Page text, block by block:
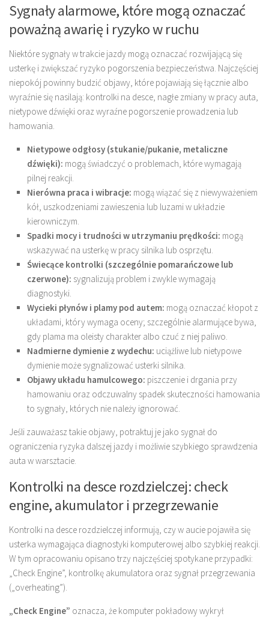
Sygnały alarmowe, które mogą oznaczać
poważną awarię i ryzyko w ruchu
Niektóre sygnały w trakcie jazdy mogą oznaczać rozwijającą się
usterkę i zwiększać ryzyko pogorszenia bezpieczeństwa. Najczęściej
niepokój powinny budzić objawy, które pojawiają się łącznie albo
wyraźnie się nasilają: kontrolki na desce, nagłe zmiany w pracy auta,
nietypowe dźwięki oraz wyraźne pogorszenie prowadzenia lub
hamowania.
Nietypowe odgłosy (stukanie/pukanie, metaliczne
dźwięki): mogą świadczyć o problemach, które wymagają
pilnej reakcji.
Nierówna praca i wibracje: mogą wiązać się z niewyważeniem
kół, uszkodzeniami zawieszenia lub luzami w układzie
kierowniczym.
Spadki mocy i trudności w utrzymaniu prędkości: mogą
wskazywać na usterkę w pracy silnika lub osprzętu.
Świecące kontrolki (szczególnie pomarańczowe lub
czerwone): sygnalizują problem i zwykle wymagają
diagnostyki.
Wycieki płynów i plamy pod autem: mogą oznaczać kłopot z
układami, który wymaga oceny; szczególnie alarmujące bywa,
gdy plama ma oleisty charakter albo czuć z niej paliwo.
Nadmierne dymienie z wydechu: uciążliwe lub nietypowe
dymienie może sygnalizować usterki silnika.
Objawy układu hamulcowego: piszczenie i drgania przy
hamowaniu oraz odczuwalny spadek skuteczności hamowania
to sygnały, których nie należy ignorować.
Jeśli zauważasz takie objawy, potraktuj je jako sygnał do
ograniczenia ryzyka dalszej jazdy i możliwie szybkiego sprawdzenia
auta w warsztacie.
Kontrolki na desce rozdzielczej: check
engine, akumulator i przegrzewanie
Kontrolki na desce rozdzielczej informują, czy w aucie pojawiła się
usterka wymagająca diagnostyki komputerowej albo szybkiej reakcji.
W tym opracowaniu opisano trzy najczęściej spotykane przypadki:
„Check Engine”, kontrolkę akumulatora oraz sygnał przegrzewania
(„overheating”).
„Check Engine” oznacza, że komputer pokładowy wykrył